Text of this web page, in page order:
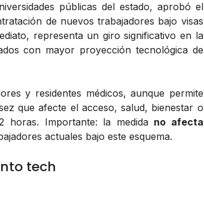
públicas del estado, aprobó el
de nuevos trabajadores bajo visas
representa un giro significativo en la
con mayor proyección tecnológica de
y residentes médicos, aunque permite
que afecte el acceso, salud, bienestar o
horas. Importante: la medida no afecta
actuales bajo este esquema.
tech